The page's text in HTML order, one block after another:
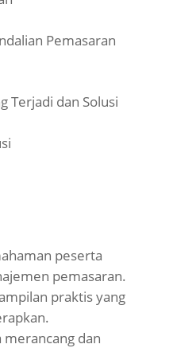
Pemasaran
Terjadi dan Solusi
peserta
pemasaran.
praktis yang
dan